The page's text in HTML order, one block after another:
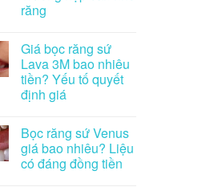
răng
Giá bọc răng sứ
Lava 3M bao nhiêu
tiền? Yếu tố quyết
định giá
Bọc răng sứ Venus
giá bao nhiêu? Liệu
có đáng đồng tiền